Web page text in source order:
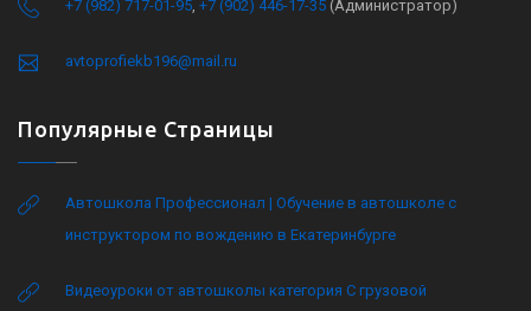
+7 (982) 717-01-95 +7 (902) 446-17-35 (Администратор)
avtoprofiekb196@mail.ru
Популярные Страницы
Автошкола Профессионал | Обучение в автошколе с
инструктором по вождению в Екатеринбурге
Видеоуроки от автошколы категория C грузовой